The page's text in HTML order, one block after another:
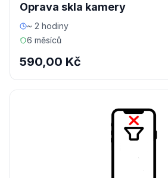
Oprava skla kamery
~ 2 hodiny
6 měsíců
590,00 Kč